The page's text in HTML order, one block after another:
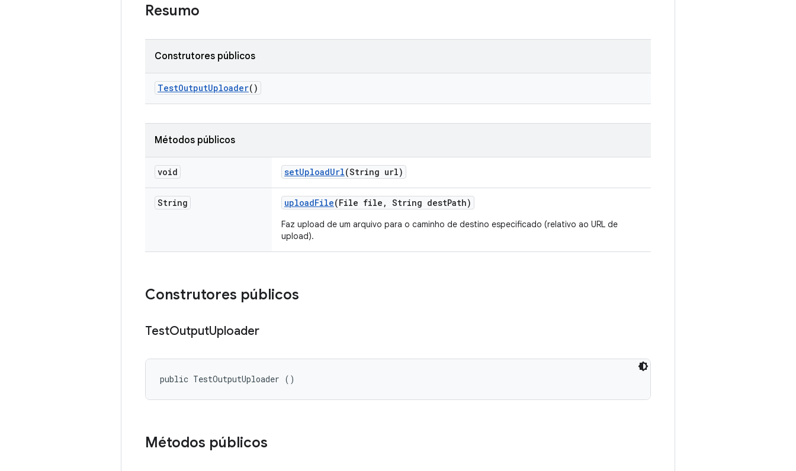
Resumo
Construtores públicos
TestOutputUploader()
Métodos públicos
void setUploadUrl(String url)
String uploadFile(File file , String destPath)
Faz upload de um arquivo para o caminho de destino especificado (relativo ao URL de
upload).
Construtores públicos
TestOutputUploader
public TestOutputUploader ()
Métodos públicos